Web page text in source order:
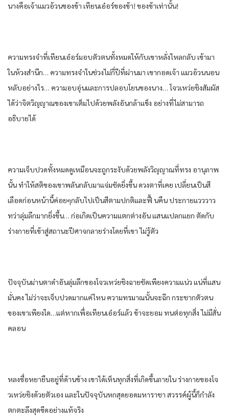
นางคือเจ้าแมวอ้วนของข้า เทียนเอ๋อร์ของข้า! ของข้าเท่านั้น!
ความทรงจําที่เทียนเอ๋อร์มอบตัวตนทั้งหมดให้กับเขาหลั่งไหลกลับ เข้ามา
ในห้วงสํานึก… ความทรงจําในช่วงไม่กี่ปีที่ผ่านมา เขากอดเจ้า แมวอ้วนนอน
หลับอย่างไร… ความอบอุ่นและการปลอบโยนของนาง… โจวเหว่ยชิงสัมผัส
ได้ว่าจิตวิญญาณของเขาเต็มไปด้วยพลังอันกล้าแข็ง อย่างที่ไม่สามารถ
อธิบายได้
ความเจ็บปวดทั้งหมดดูเหมือนจะถูกระงับด้วยพลังวิญญาณที่ทรง อานุภาพ
นั้น ทําให้สติของเขาพลันกลับมาแจ่มชัดยิ่งขึ้น ดวงตาที่เคย เปลี่ยนเป็นสี
เลือดก่อนหน้านี้ค่อยๆกลับไปเป็นสีตามปกติและฟื้ นคืน ประกายแวววาว
ทว่าลุ่มลึกมากยิ่งขึ้น… ก่อเกิดเป็นความแตกต่างอัน แสนแปลกแยก ตัดกับ
ร่างกายที่เข้าสู่สถานะปีศาจกลายร่างโดยที่เขา ไม่รู้ตัว
ปัจจุบันม่านตาดําอันลุ่มลึกของโจวเหว่ยชิงฉายชัดเพียงความแน่ว แน่ที่แสน
มั่นคง ไม่ว่าจะเจ็บปวดมากแค่ไหน ความทรมาณนั้นจะฉีก กระชากตัวตน
ของเขาเพียงใด…แต่หากเพื่อเทียนเอ๋อร์แล้ว ข้าจะยอม ทนต่อทุกสิ่ง ไม่มีสั่น
คลอน
หลงซื่อหยายืนอยู่ที่ด้านข้าง เขาได้เห็นทุกสิ่งที่เกิดขึ้นภายใน ร่างกายของโจ
วเหว่ยชิงด้วยตัวเอง และในปัจจุบันหกสุดยอดมหาราชา สวรรค์ผู้นี้ก็กําลัง
ตกตะลึงสุดขีดอย่างแท้จริง